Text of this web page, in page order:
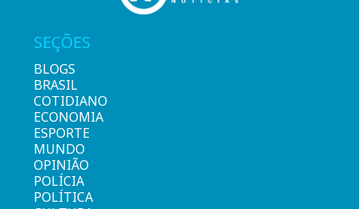
SEÇÕES
BLOGS
BRASIL
COTIDIANO
ECONOMIA
ESPORTE
MUNDO
OPINIÃO
POLÍCIA
POLÍTICA